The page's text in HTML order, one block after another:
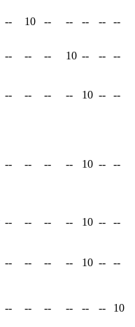
-- 10 -- -- -- -- --
-- -- -- 10 -- -- --
-- -- -- -- 10 -- --
-- -- -- -- 10 -- --
-- -- -- -- 10 -- --
-- -- -- -- 10 -- --
-- -- -- -- -- -- 10